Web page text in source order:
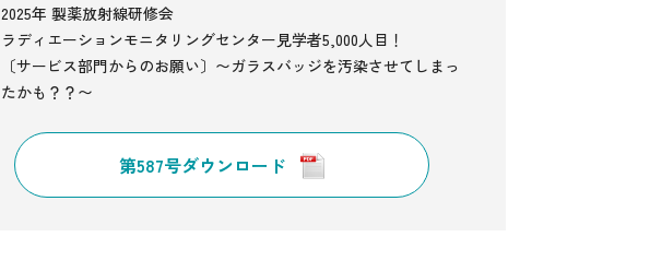
2025年 製薬放射線研修会
ラディエーションモニタリングセンター見学者5,000人目！
〔サービス部門からのお願い〕〜ガラスバッジを汚染させてしまっ
たかも？？〜
第587号ダウンロード